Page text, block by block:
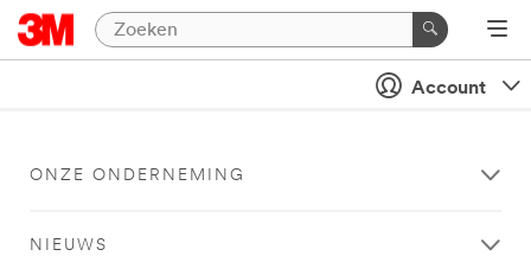
Account
ONZE ONDERNEMING
NIEUWS